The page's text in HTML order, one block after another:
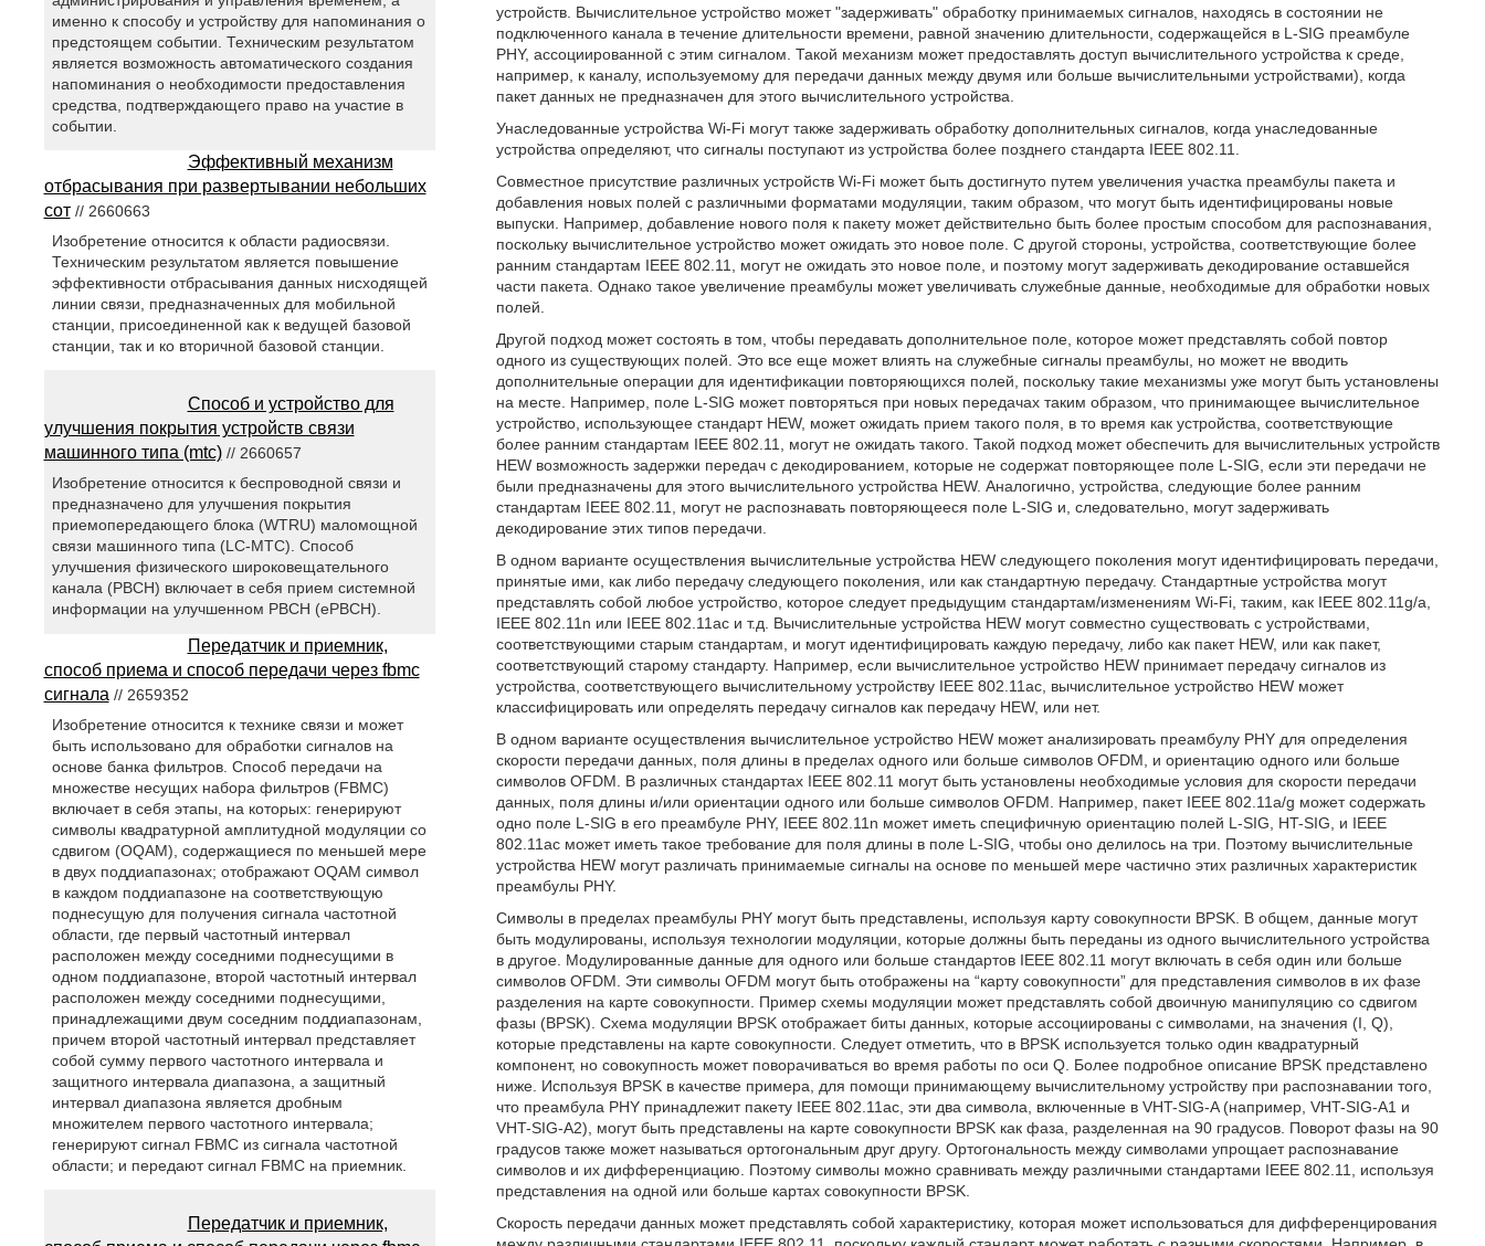
устройств. Вычислительное устройство может "задерживать" обработку принимаемых сигналов, находясь в состоянии не
подключенного канала в течение длительности времени, равной значению длительности, содержащейся в L-SIG преамбуле
PHY, ассоциированной с этим сигналом. Такой механизм может предоставлять доступ вычислительного устройства к среде,
например, к каналу, используемому для передачи данных между двумя или больше вычислительными устройствами), когда
пакет данных не предназначен для этого вычислительного устройства.
Унаследованные устройства Wi-Fi могут также задерживать обработку дополнительных сигналов, когда унаследованные
устройства определяют, что сигналы поступают из устройства более позднего стандарта IEEE 802.11.
Совместное присутствие различных устройств Wi-Fi может быть достигнуто путем увеличения участка преамбулы пакета и
добавления новых полей с различными форматами модуляции, таким образом, что могут быть идентифицированы новые
выпуски. Например, добавление нового поля к пакету может действительно быть более простым способом для распознавания,
поскольку вычислительное устройство может ожидать это новое поле. С другой стороны, устройства, соответствующие более
ранним стандартам IEEE 802.11, могут не ожидать это новое поле, и поэтому могут задерживать декодирование оставшейся
части пакета. Однако такое увеличение преамбулы может увеличивать служебные данные, необходимые для обработки новых
полей.
Другой подход может состоять в том, чтобы передавать дополнительное поле, которое может представлять собой повтор
одного из существующих полей. Это все еще может влиять на служебные сигналы преамбулы, но может не вводить
дополнительные операции для идентификации повторяющихся полей, поскольку такие механизмы уже могут быть установлены
на месте. Например, поле L-SIG может повторяться при новых передачах таким образом, что принимающее вычислительное
устройство, использующее стандарт HEW, может ожидать прием такого поля, в то время как устройства, соответствующие
более ранним стандартам IEEE 802.11, могут не ожидать такого. Такой подход может обеспечить для вычислительных устройств
HEW возможность задержки передач с декодированием, которые не содержат повторяющее поле L-SIG, если эти передачи не
были предназначены для этого вычислительного устройства HEW. Аналогично, устройства, следующие более ранним
стандартам IEEE 802.11, могут не распознавать повторяющееся поле L-SIG и, следовательно, могут задерживать
декодирование этих типов передачи.
В одном варианте осуществления вычислительные устройства HEW следующего поколения могут идентифицировать передачи,
принятые ими, как либо передачу следующего поколения, или как стандартную передачу. Стандартные устройства могут
представлять собой любое устройство, которое следует предыдущим стандартам/изменениям Wi-Fi, таким, как IEEE 802.11g/a,
IEEE 802.11n или IEEE 802.11ac и т.д. Вычислительные устройства HEW могут совместно существовать с устройствами,
соответствующими старым стандартам, и могут идентифицировать каждую передачу, либо как пакет HEW, или как пакет,
соответствующий старому стандарту. Например, если вычислительное устройство HEW принимает передачу сигналов из
устройства, соответствующего вычислительному устройству IEEE 802.11ac, вычислительное устройство HEW может
классифицировать или определять передачу сигналов как передачу HEW, или нет.
В одном варианте осуществления вычислительное устройство HEW может анализировать преамбулу PHY для определения
скорости передачи данных, поля длины в пределах одного или больше символов OFDM, и ориентацию одного или больше
символов OFDM. В различных стандартах IEEE 802.11 могут быть установлены необходимые условия для скорости передачи
данных, поля длины и/или ориентации одного или больше символов OFDM. Например, пакет IEEE 802.11a/g может содержать
одно поле L-SIG в его преамбуле PHY, IEEE 802.11n может иметь специфичную ориентацию полей L-SIG, HT-SIG, и IEEE
802.11ac может иметь такое требование для поля длины в поле L-SIG, чтобы оно делилось на три. Поэтому вычислительные
устройства HEW могут различать принимаемые сигналы на основе по меньшей мере частично этих различных характеристик
преамбулы PHY.
Символы в пределах преамбулы PHY могут быть представлены, используя карту совокупности BPSK. В общем, данные могут
быть модулированы, используя технологии модуляции, которые должны быть переданы из одного вычислительного устройства
в другое. Модулированные данные для одного или больше стандартов IEEE 802.11 могут включать в себя один или больше
символов OFDM. Эти символы OFDM могут быть отображены на “карту совокупности” для представления символов в их фазе
разделения на карте совокупности. Пример схемы модуляции может представлять собой двоичную манипуляцию со сдвигом
фазы (BPSK). Схема модуляции BPSK отображает биты данных, которые ассоциированы с символами, на значения (I, Q),
которые представлены на карте совокупности. Следует отметить, что в BPSK используется только один квадратурный
компонент, но совокупность может поворачиваться во время работы по оси Q. Более подробное описание BPSK представлено
ниже. Используя BPSK в качестве примера, для помощи принимающему вычислительному устройству при распознавании того,
что преамбула PHY принадлежит пакету IEEE 802.11ac, эти два символа, включенные в VHT-SIG-A (например, VHT-SIG-A1 и
VHT-SIG-A2), могут быть представлены на карте совокупности BPSK как фаза, разделенная на 90 градусов. Поворот фазы на 90
градусов также может называться ортогональным друг другу. Ортогональность между символами упрощает распознавание
символов и их дифференциацию. Поэтому символы можно сравнивать между различными стандартами IEEE 802.11, используя
представления на одной или больше картах совокупности BPSK.
Скорость передачи данных может представлять собой характеристику, которая может использоваться для дифференцирования
именно к способу и устройству для напоминания о
предстоящем событии. Техническим результатом
является возможность автоматического создания
напоминания о необходимости предоставления
средства, подтверждающего право на участие в
событии.
Эффективный механизм
отбрасывания при развертывании небольших
сот// 2660663
Изобретение относится к области радиосвязи.
Техническим результатом является повышение
эффективности отбрасывания данных нисходящей
линии связи, предназначенных для мобильной
станции, присоединенной как к ведущей базовой
станции, так и ко вторичной базовой станции.
Способ и устройство для
улучшения покрытия устройств связи
машинного типа (mtc)// 2660657
Изобретение относится к беспроводной связи и
предназначено для улучшения покрытия
приемопередающего блока (WTRU) маломощной
связи машинного типа (LC-MTC). Способ
улучшения физического широковещательного
канала (PBCH) включает в себя прием системной
информации на улучшенном PBCH (ePBCH).
Передатчик и приемник,
способ приема и способ передачи через fbmc
сигнала // 2659352
Изобретение относится к технике связи и может
быть использовано для обработки сигналов на
основе банка фильтров. Способ передачи на
множестве несущих набора фильтров (FBMC)
включает в себя этапы, на которых: генерируют
символы квадратурной амплитудной модуляции со
сдвигом (OQAM), содержащиеся по меньшей мере
в двух поддиапазонах; отображают OQAM символ
в каждом поддиапазоне на соответствующую
поднесущую для получения сигнала частотной
области, где первый частотный интервал
расположен между соседними поднесущими в
одном поддиапазоне, второй частотный интервал
расположен между соседними поднесущими,
принадлежащими двум соседним поддиапазонам,
причем второй частотный интервал представляет
собой сумму первого частотного интервала и
защитного интервала диапазона, а защитный
интервал диапазона является дробным
множителем первого частотного интервала;
генерируют сигнал FBMC из сигнала частотной
области; и передают сигнал FBMC на приемник.
Передатчик и приемник,